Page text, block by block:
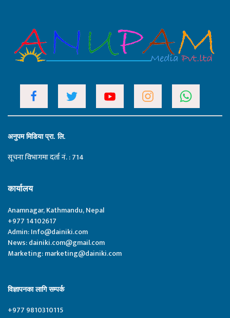
अनुपम मिडिया प्रा. लि.
सूचना विभागमा दर्ता नं. : 714
कार्यालय
Anamnagar, Kathmandu, Nepal
+977 14102617
Admin:Info@dainiki.com
News:dainiki.com@gmail.com
Marketing:marketing@dainiki.com
विज्ञापनका लागि सम्पर्क
+977 9810310115